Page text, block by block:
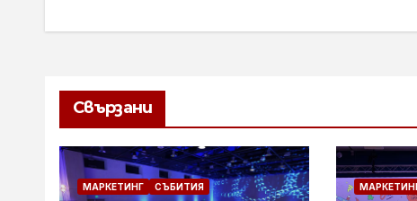
Свързани
МАРКЕТИНГ СЪБИТИЯ